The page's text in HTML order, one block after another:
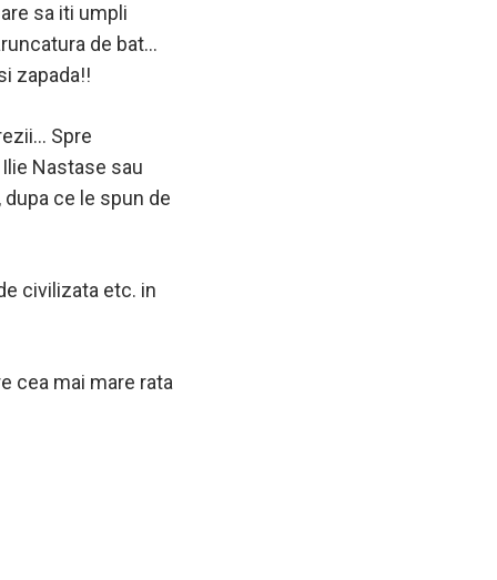
sa iti umpli
de bat…
zapada!!
Spre
Nastase sau
ce le spun de
civilizata etc. in
cea mai mare rata